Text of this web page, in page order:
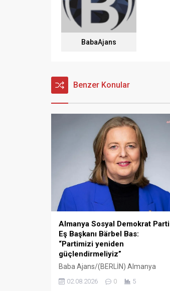
BabaAjans
Benzer Konular
Almanya Sosyal Demokrat Parti
Eş Başkanı Bärbel Bas:
“Partimizi yeniden
güçlendirmeliyiz”
Baba Ajans/(BERLİN) Almanya
Bärbel Bas, partisi ile ilgili düşük
02.08.2026 0 5